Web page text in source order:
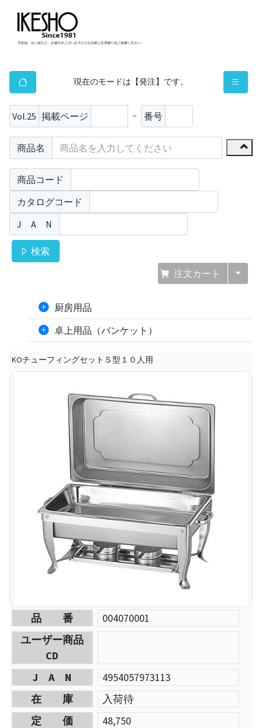
現在のモードは【発注】です。
Vol.25 掲載ページ － 番号
商品名
商品コード
カタログコード
J A N
検索
注文カート
厨房用品
卓上用品（バンケット）
KOチューフィングセットＳ型１０人用
品 番
004070001
ユーザー商品
CD
J A N
4954057973113
在 庫
入荷待
定 価
48,750